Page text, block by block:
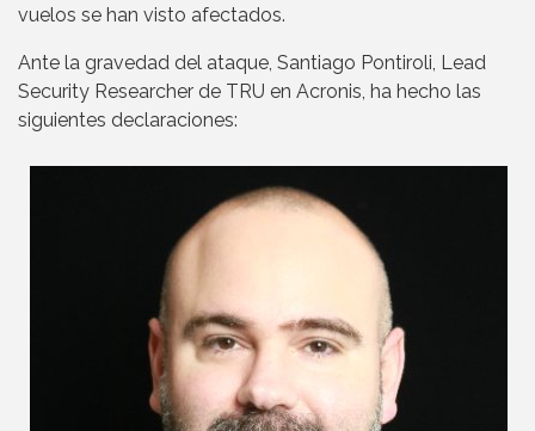
vuelos se han visto afectados.
Ante la gravedad del ataque, Santiago Pontiroli, Lead
Security Researcher de TRU en Acronis, ha hecho las
siguientes declaraciones: